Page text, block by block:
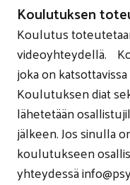
Koulutuksen
Koulutus
videoyhteydellä.
joka on
Koulutuksen diat
lähetetään
jälkeen. Jos sinulla
koulutukseen
yhteydessä